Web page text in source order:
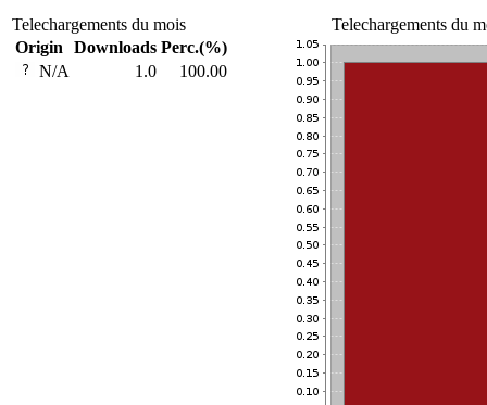
Telechargements du mois
Origin
Downloads Perc.(%)
N/A
1.0 100.00
Telechargements du